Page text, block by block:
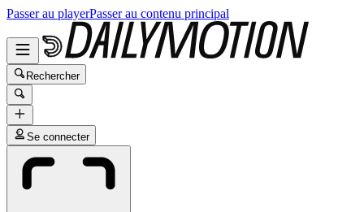
Passer au playerPasser au contenu principal
Rechercher
Se connecter